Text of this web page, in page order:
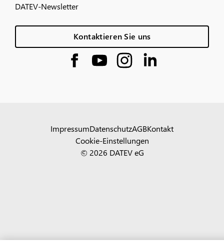
DATEV-Newsletter
Kontaktieren Sie uns
© 2026 DATEV eG
ImpressumDatenschutzAGBKontakt
Cookie-Einstellungen